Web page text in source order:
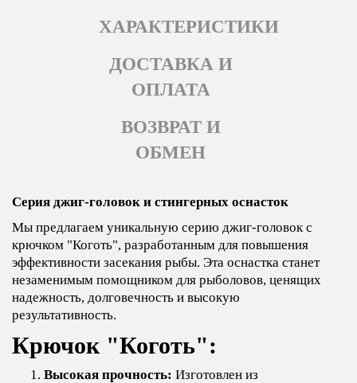
ХАРАКТЕРИСТИКИ
ДОСТАВКА И
ОПЛАТА
ВОЗВРАТ И
ОБМЕН
Серия джиг-головок и стингерных оснасток
Мы предлагаем уникальную серию джиг-головок с
крючком "Коготь", разработанным для повышения
эффективности засекания рыбы. Эта оснастка станет
незаменимым помощником для рыболовов, ценящих
надежность, долговечность и высокую
результативность.
Крючок "Коготь":
Высокая прочность: Изготовлен из